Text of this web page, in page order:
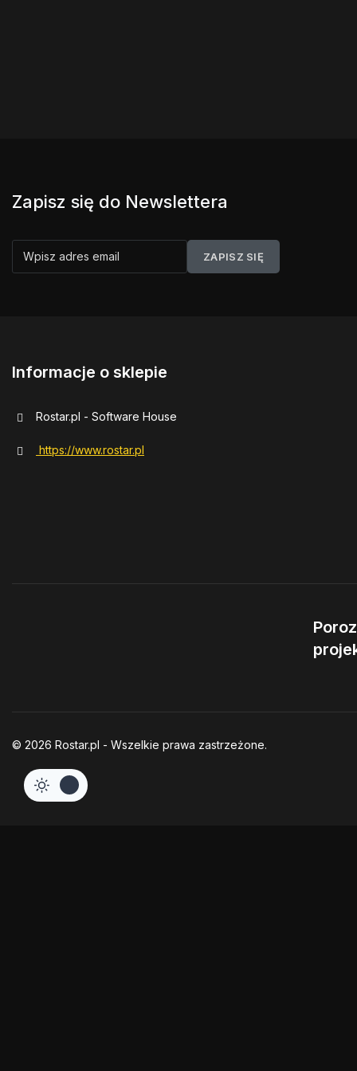
Zapisz się do Newslettera
Informacje o sklepie
Rostar.pl - Software House
https://www.rostar.pl
© 2026 Rostar.pl - Wszelkie prawa zastrzeżone.